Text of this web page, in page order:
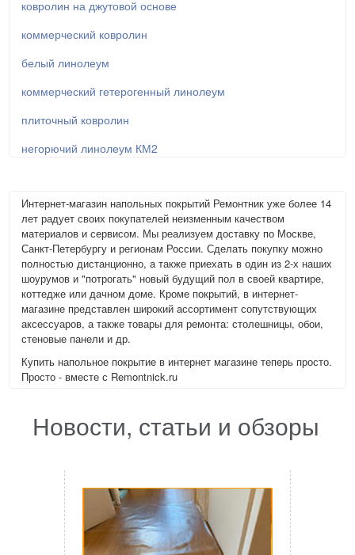
ковролин на джутовой основе
коммерческий ковролин
белый линолеум
коммерческий гетерогенный линолеум
плиточный ковролин
негорючий линолеум КМ2
Интернет-магазин напольных покрытий Ремонтник уже более 14
лет радует своих покупателей неизменным качеством
материалов и сервисом. Мы реализуем доставку по Москве,
Санкт-Петербургу и регионам России. Сделать покупку можно
полностью дистанционно, а также приехать в один из 2-х наших
шоурумов и "потрогать" новый будущий пол в своей квартире,
коттедже или дачном доме. Кроме покрытий, в интернет-
магазине представлен широкий ассортимент сопутствующих
аксессуаров, а также товары для ремонта: столешницы, обои,
стеновые панели и др.
Купить напольное покрытие в интернет магазине теперь просто.
Просто - вместе с Remontnick.ru
Новости, статьи и обзоры